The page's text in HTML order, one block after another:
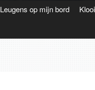
Leugens op mijn bord